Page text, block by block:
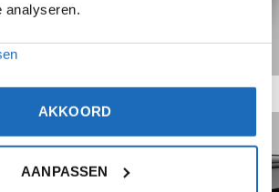
analyseren.
AKKOORD
AANPASSEN
Slotbouten
€75,00
Bekijk product